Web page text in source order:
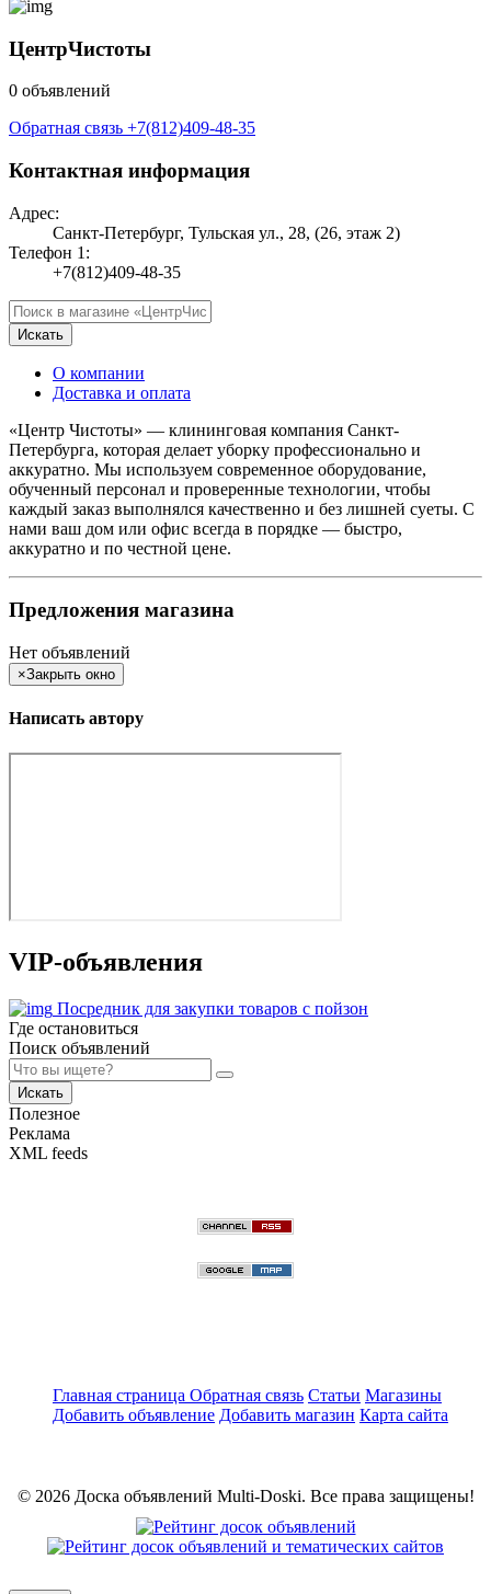
ЦентрЧистоты
0 объявлений
Обратная связь +7(812)409-48-35
Контактная информация
Адрес:
Санкт-Петербург, Тульская ул., 28, (26, этаж 2)
Телефон 1:
+7(812)409-48-35
Искать
О компании
Доставка и оплата
«Центр Чистоты» — клининговая компания Санкт-
Петербурга, которая делает уборку профессионально и
аккуратно. Мы используем современное оборудование,
обученный персонал и проверенные технологии, чтобы
каждый заказ выполнялся качественно и без лишней суеты. С
нами ваш дом или офис всегда в порядке — быстро,
аккуратно и по честной цене.
Предложения магазина
Нет объявлений
×Закрыть окно
Написать автору
VIP-объявления
Посредник для закупки товаров с пойзон
Где остановиться
Поиск объявлений
Искать
Полезное
Реклама
XML feeds
Главная страница Обратная связь Статьи Магазины
Добавить объявление Добавить магазин Карта сайта
© 2026 Доска объявлений Multi-Doski. Все права защищены!